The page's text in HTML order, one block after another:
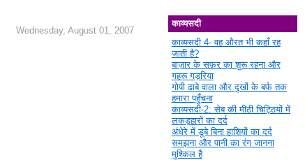
Wednesday, August 01, 2007
काव्यसदी
काव्यसदी 4- वह औरत भी कहाँ रह
जाती है?
बाज़ार के सफ़र का शुरू रहना और
गहरू गड़रिया
गोपी ढाबे वाला और दुखों के बर्फ तक
हमारा पहुँचना
काव्यसदी-2: सेब की मीठी चिट्ठियों में
लकड़हारों का दर्द
अंधेरे में डूबे बिना हाशियों का दर्द
समझना और पानी का रंग जानना
मुश्किल है